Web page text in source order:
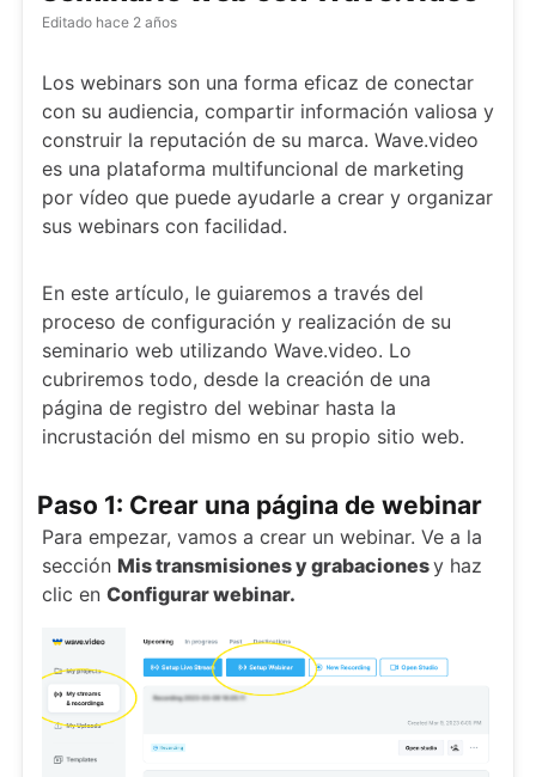
Editado hace 2 años
Los webinars son una forma eficaz de conectar
con su audiencia, compartir información valiosa y
construir la reputación de su marca. Wave.video
es una plataforma multifuncional de marketing
por vídeo que puede ayudarle a crear y organizar
sus webinars con facilidad.
En este artículo, le guiaremos a través del
proceso de configuración y realización de su
seminario web utilizando Wave.video. Lo
cubriremos todo, desde la creación de una
página de registro del webinar hasta la
incrustación del mismo en su propio sitio web.
Paso 1: Crear una página de webinar
Para empezar, vamos a crear un webinar. Ve a la
sección Mis transmisiones y grabacionesy haz
clic en Configurar webinar.